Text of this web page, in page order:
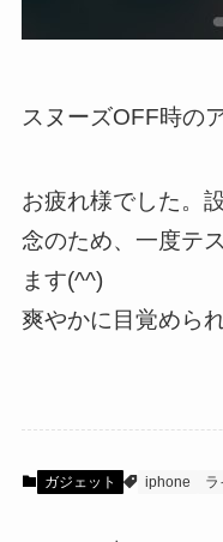
スヌーズOFF時の
お疲れ様でした。
念のため、一度テ
ます(^^)
爽やかに目覚めら
ガジェット iphone ラ